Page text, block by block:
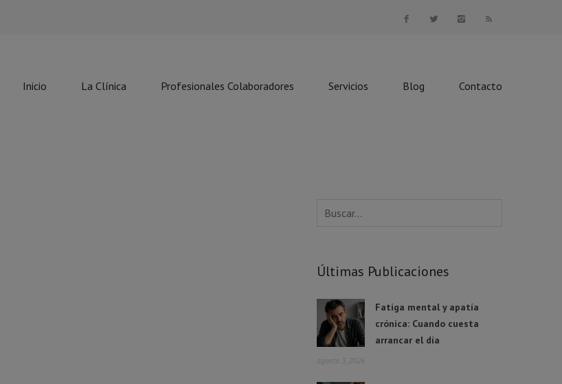
Inicio La Clínica Profesionales Colaboradores Servicios Blog Contacto
Últimas Publicaciones
Fatiga mental y apatía
crónica: Cuando cuesta
arrancar el día
agosto 3, 2026